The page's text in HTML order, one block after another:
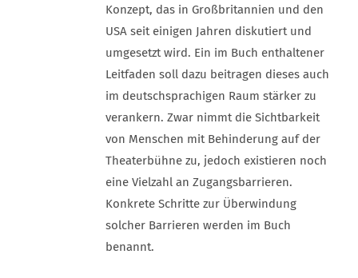
Konzept, das in Großbritannien und den
USA seit einigen Jahren diskutiert und
umgesetzt wird. Ein im Buch enthaltener
Leitfaden soll dazu beitragen dieses auch
im deutschsprachigen Raum stärker zu
verankern. Zwar nimmt die Sichtbarkeit
von Menschen mit Behinderung auf der
Theaterbühne zu, jedoch existieren noch
eine Vielzahl an Zugangsbarrieren.
Konkrete Schritte zur Überwindung
solcher Barrieren werden im Buch
benannt.